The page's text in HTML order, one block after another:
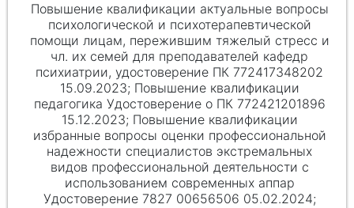
Повышение квалификации актуальные вопросы
психологической и психотерапевтической
помощи лицам, пережившим тяжелый стресс и
чл. их семей для преподавателей кафедр
психиатрии, удостоверение ПК 772417348202
15.09.2023; Повышение квалификации
педагогика Удостоверение о ПК 772421201896
15.12.2023; Повышение квалификации
избранные вопросы оценки профессиональной
надежности специалистов экстремальных
видов профессиональной деятельности с
использованием современных аппар
Удостоверение 7827 00656506 05.02.2024;